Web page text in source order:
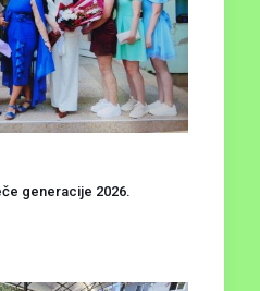
generacije 2026.